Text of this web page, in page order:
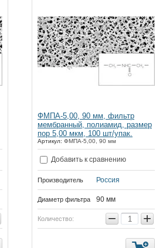
ФМПА-5,00, 90 мм, фильтр
мембранный, полиамид, размер
пор 5,00 мкм, 100 шт/упак.
Артикул: ФМПА-5,00, 90 мм
Добавить к сравнению
Производитель Россия
Диаметр фильтра 90 мм
Количество: − +